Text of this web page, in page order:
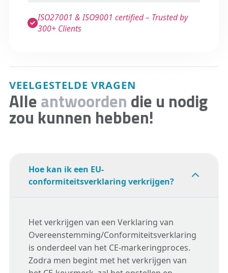
ISO27001 & ISO9001 certified – Trusted by
300+ Clients
VEELGESTELDE VRAGEN
Alleantwoorden die u nodig
zou kunnen hebben!
Hoe kan ik een EU-
conformiteitsverklaring verkrijgen?
Het verkrijgen van een Verklaring van
Overeenstemming/Conformiteitsverklaring
is onderdeel van het CE-markeringproces.
Zodra men begint met het verkrijgen van